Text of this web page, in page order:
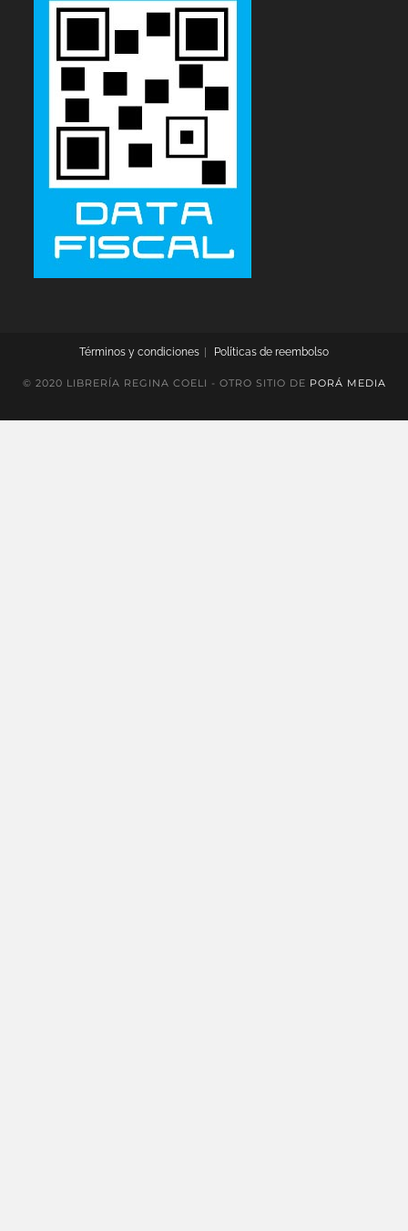
Términos y condiciones Políticas de reembolso
© 2020 LIBRERÍA REGINA COELI - OTRO SITIO DE PORÁ MEDIA